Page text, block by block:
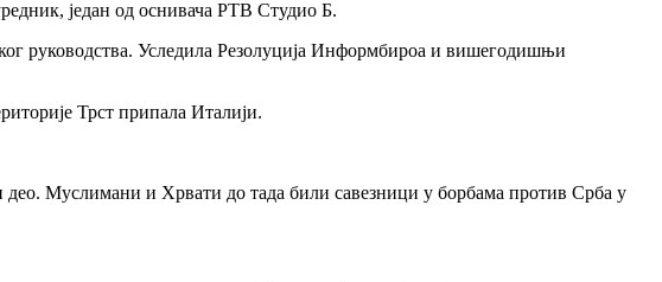
један од оснивача РТВ Студио Б.
руководства. Уследила Резолуција Информбироа и вишегодишњи
Трст припала Италији.
Муслимани и Хрвати до тада били савезници у борбама против Срба у